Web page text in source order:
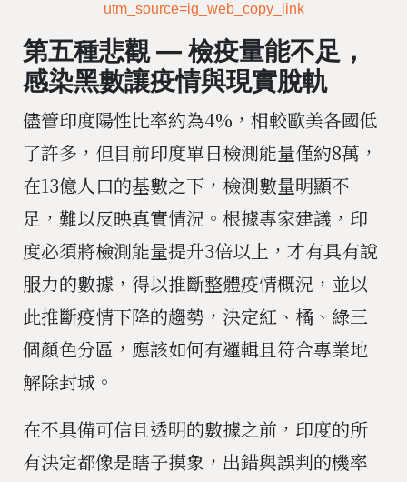
utm_source=ig_web_copy_link
第五種悲觀 — 檢疫量能不足，
感染黑數讓疫情與現實脫軌
儘管印度陽性比率約為4%，相較歐美各國低
了許多，但目前印度單日檢測能量僅約8萬，
在13億人口的基數之下，檢測數量明顯不
足，難以反映真實情況。根據專家建議，印
度必須將檢測能量提升3倍以上，才有具有說
服力的數據，得以推斷整體疫情概況，並以
此推斷疫情下降的趨勢，決定紅、橘、綠三
個顏色分區，應該如何有邏輯且符合專業地
解除封城。
在不具備可信且透明的數據之前，印度的所
有決定都像是瞎子摸象，出錯與誤判的機率